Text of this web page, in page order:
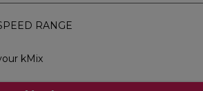
RANGE
kMix